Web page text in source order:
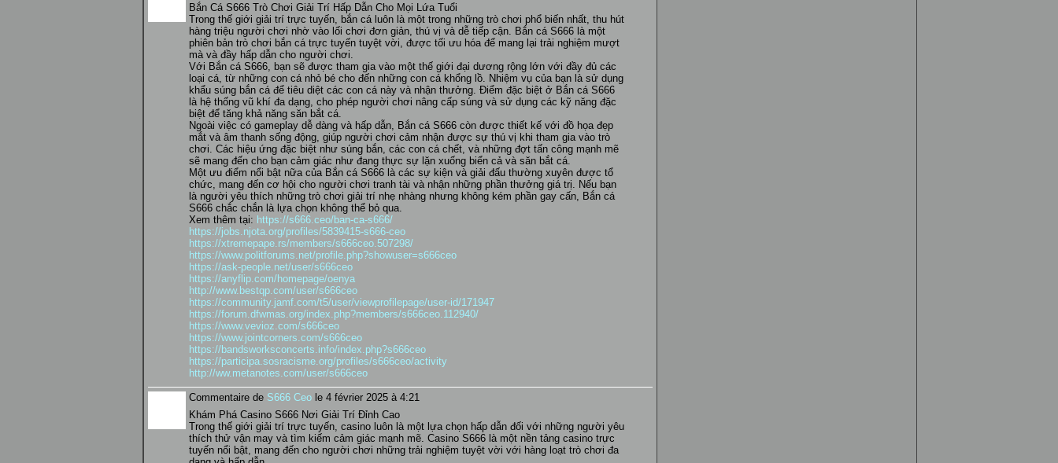
Bắn Cá S666 Trò Chơi Giải Trí Hấp Dẫn Cho Mọi Lứa Tuổi
Trong thế giới giải trí trực tuyến, bắn cá luôn là một trong những trò chơi phổ biến nhất, thu hút
hàng triệu người chơi nhờ vào lối chơi đơn giản, thú vị và dễ tiếp cận. Bắn cá S666 là một
phiên bản trò chơi bắn cá trực tuyến tuyệt vời, được tối ưu hóa để mang lại trải nghiệm mượt
mà và đầy hấp dẫn cho người chơi.
Với Bắn cá S666, bạn sẽ được tham gia vào một thế giới đại dương rộng lớn với đầy đủ các
loại cá, từ những con cá nhỏ bé cho đến những con cá khổng lồ. Nhiệm vụ của bạn là sử dụng
khẩu súng bắn cá để tiêu diệt các con cá này và nhận thưởng. Điểm đặc biệt ở Bắn cá S666
là hệ thống vũ khí đa dạng, cho phép người chơi nâng cấp súng và sử dụng các kỹ năng đặc
biệt để tăng khả năng săn bắt cá.
Ngoài việc có gameplay dễ dàng và hấp dẫn, Bắn cá S666 còn được thiết kế với đồ họa đẹp
mắt và âm thanh sống động, giúp người chơi cảm nhận được sự thú vị khi tham gia vào trò
chơi. Các hiệu ứng đặc biệt như súng bắn, các con cá chết, và những đợt tấn công mạnh mẽ
sẽ mang đến cho bạn cảm giác như đang thực sự lặn xuống biển cả và săn bắt cá.
Một ưu điểm nổi bật nữa của Bắn cá S666 là các sự kiện và giải đấu thường xuyên được tổ
chức, mang đến cơ hội cho người chơi tranh tài và nhận những phần thưởng giá trị. Nếu bạn
là người yêu thích những trò chơi giải trí nhẹ nhàng nhưng không kém phần gay cấn, Bắn cá
S666 chắc chắn là lựa chọn không thể bỏ qua.
Xem thêm tại: https://s666.ceo/ban-ca-s666/
https://jobs.njota.org/profiles/5839415-s666-ceo
https://xtremepape.rs/members/s666ceo.507298/
https://www.politforums.net/profile.php?showuser=s666ceo
https://ask-people.net/user/s666ceo
https://anyflip.com/homepage/oenya
http://www.bestqp.com/user/s666ceo
https://community.jamf.com/t5/user/viewprofilepage/user-id/171947
https://forum.dfwmas.org/index.php?members/s666ceo.112940/
https://www.vevioz.com/s666ceo
https://www.jointcorners.com/s666ceo
https://bandsworksconcerts.info/index.php?s666ceo
https://participa.sosracisme.org/profiles/s666ceo/activity
http://ww.metanotes.com/user/s666ceo
Commentaire de S666 Ceo le 4 février 2025 à 4:21
Khám Phá Casino S666 Nơi Giải Trí Đỉnh Cao
Trong thế giới giải trí trực tuyến, casino luôn là một lựa chọn hấp dẫn đối với những người yêu
thích thử vận may và tìm kiếm cảm giác mạnh mẽ. Casino S666 là một nền tảng casino trực
tuyến nổi bật, mang đến cho người chơi những trải nghiệm tuyệt vời với hàng loạt trò chơi đa